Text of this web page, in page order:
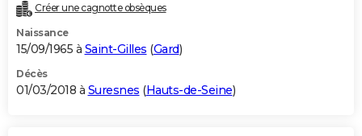
Créer une cagnotte obsèques
Naissance
15/09/1965 à Saint-Gilles (Gard)
Décès
01/03/2018 à Suresnes (Hauts-de-Seine)